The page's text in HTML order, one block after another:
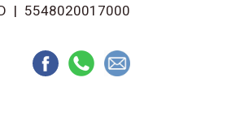
5548020017000
|